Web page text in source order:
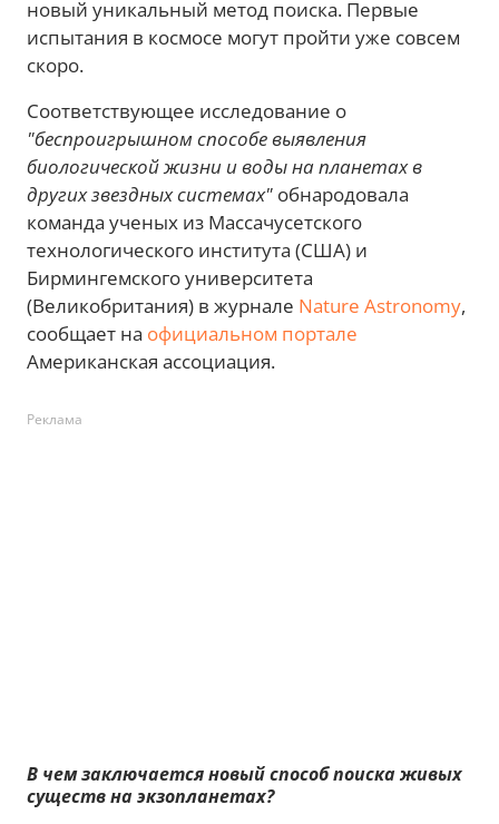
новый уникальный метод поиска. Первые
испытания в космосе могут пройти уже совсем
скоро.
Соответствующее исследование о
"беспроигрышном способе выявления
биологической жизни и воды на планетах в
других звездных системах" обнародовала
команда ученых из Массачусетского
технологического института (США) и
Бирмингемского университета
(Великобритания) в журнале Nature Astronomy,
сообщает на официальном портале
Американская ассоциация.
Реклама
В чем заключается новый способ поиска живых
существ на экзопланетах?